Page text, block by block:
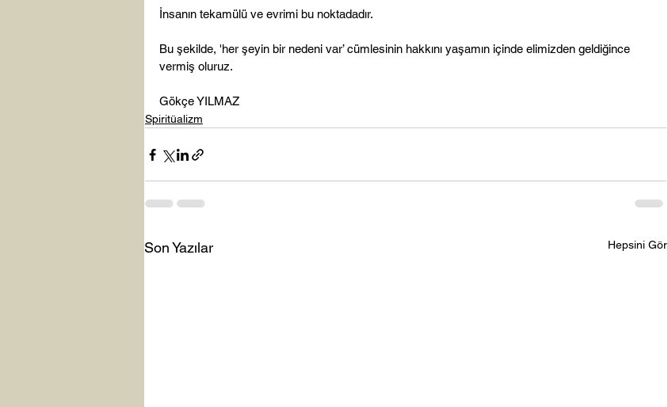
İnsanın tekamülü ve evrimi bu noktadadır.
Bu şekilde, 'her şeyin bir nedeni var’ cümlesinin hakkını yaşamın içinde elimizden geldiğince
vermiş oluruz.
Gökçe YILMAZ
Spiritüalizm
Son Yazılar Hepsini Gör